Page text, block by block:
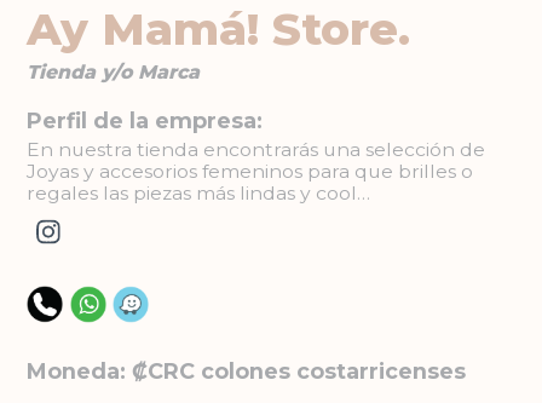
Ay Mamá! Store.
Tienda y/o Marca
Perfil de la empresa:
En nuestra tienda encontrarás una selección de
Joyas y accesorios femeninos para que brilles o
regales las piezas más lindas y cool…
Moneda: ₡CRC colones costarricenses